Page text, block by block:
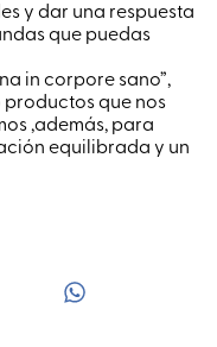
y dar una respuesta
que puedas
in corpore sano”,
que nos
,además, para
equilibrada y un